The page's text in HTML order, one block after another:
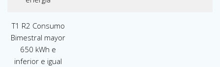
T1 R2 Consumo
Bimestral mayor
650 kWh e
inferior e igual